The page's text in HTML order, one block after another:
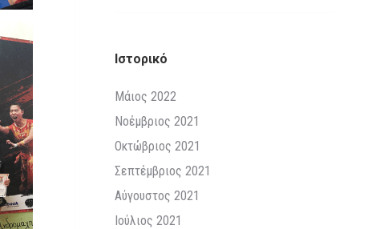
Ιστορικό
Μάιος 2022
Νοέμβριος 2021
Οκτώβριος 2021
Σεπτέμβριος 2021
Αύγουστος 2021
Ιούλιος 2021